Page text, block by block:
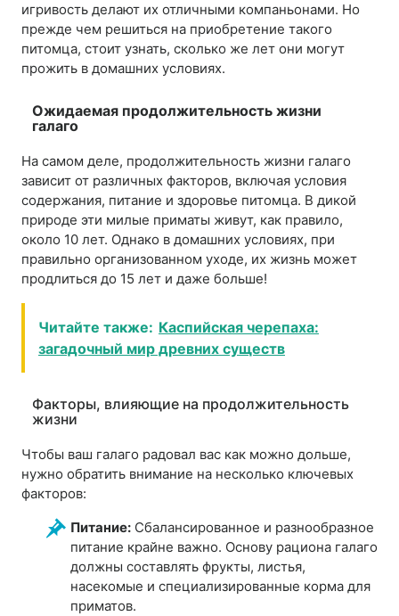
игривость делают их отличными компаньонами. Но
прежде чем решиться на приобретение такого
питомца, стоит узнать, сколько же лет они могут
прожить в домашних условиях.
Ожидаемая продолжительность жизни
галаго
На самом деле, продолжительность жизни галаго
зависит от различных факторов, включая условия
содержания, питание и здоровье питомца. В дикой
природе эти милые приматы живут, как правило,
около 10 лет. Однако в домашних условиях, при
правильно организованном уходе, их жизнь может
продлиться до 15 лет и даже больше!
Читайте также: Каспийская черепаха:
загадочный мир древних существ
Факторы, влияющие на продолжительность
жизни
Чтобы ваш галаго радовал вас как можно дольше,
нужно обратить внимание на несколько ключевых
факторов:
Питание: Сбалансированное и разнообразное
питание крайне важно. Основу рациона галаго
должны составлять фрукты, листья,
насекомые и специализированные корма для
приматов.